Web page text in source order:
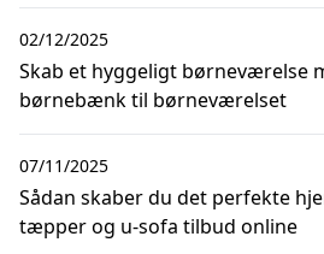
Skab et hyggeligt børneværelse
børnebænk til børneværelset
02/12/2025
Sådan skaber du det perfekte
tæpper og u-sofa tilbud online
07/11/2025